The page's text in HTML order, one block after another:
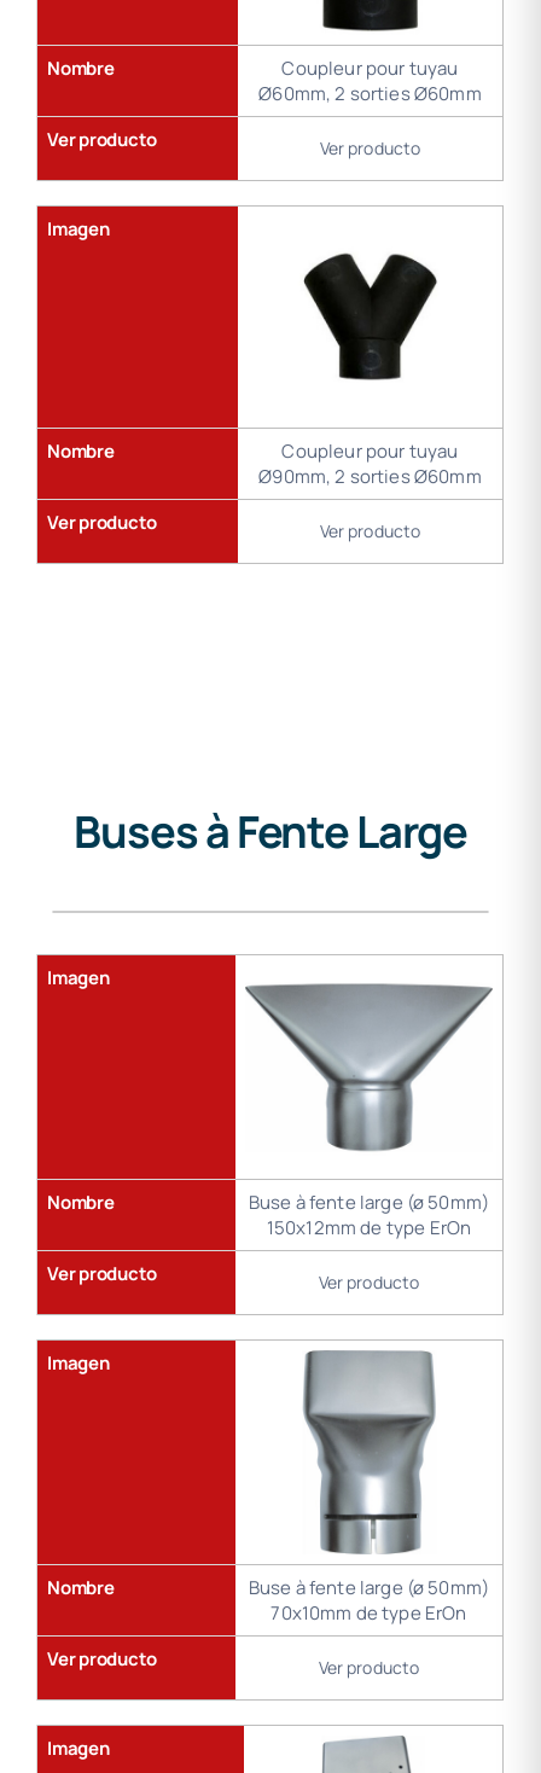
Nombre
Coupleur pour tuyau
Ø60mm, 2 sorties Ø60mm
Ver producto
Ver producto
Imagen
Nombre
Coupleur pour tuyau
Ø90mm, 2 sorties Ø60mm
Ver producto
Ver producto
Buses à Fente Large
de
Imagen
Nombre
Buse à fente large (ø 50mm)
150x12mm de type ErOn
Ver producto
Ver producto
Imagen
Nombre
Buse à fente large (ø 50mm)
70x10mm de type ErOn
Ver producto
Ver producto
Imagen